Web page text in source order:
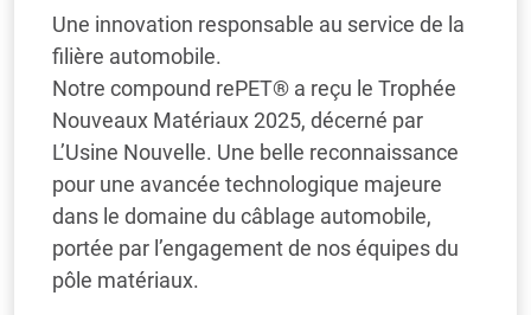
Une innovation responsable au service de la
filière automobile.
Notre compound rePET® a reçu le Trophée
Nouveaux Matériaux 2025, décerné par
L’Usine Nouvelle. Une belle reconnaissance
pour une avancée technologique majeure
dans le domaine du câblage automobile,
portée par l’engagement de nos équipes du
pôle matériaux.